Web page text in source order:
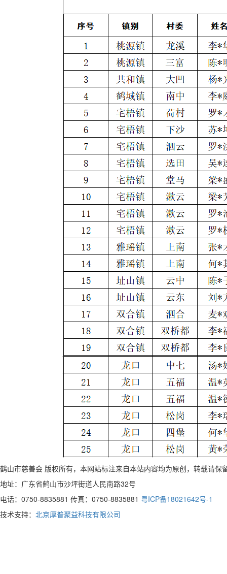
鹤山市慈善会 版权所有，本网站标注来自本站内容均为原创，转载请保
地址：广东省鹤山市沙坪街道人民南路32号
电话：0750-8835881 传真：0750-8835881 粤ICP备18021642号-1
技术支持： 北京厚普聚益科技有限公司